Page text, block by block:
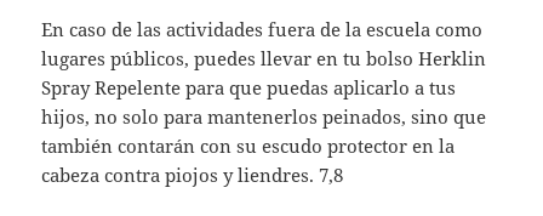
En caso de las actividades fuera de la escuela como
lugares públicos, puedes llevar en tu bolso Herklin
Spray Repelente para que puedas aplicarlo a tus
hijos, no solo para mantenerlos peinados, sino que
también contarán con su escudo protector en la
cabeza contra piojos y liendres. 7,8